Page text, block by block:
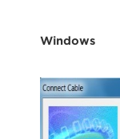
Windows